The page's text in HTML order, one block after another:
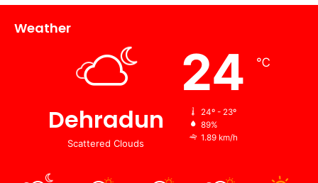
Weather
Dehradun
Scattered Clouds
24 ℃
24º - 23º
89%
1.89 km/h